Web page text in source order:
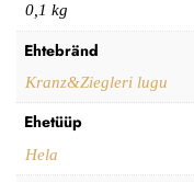
0,1 kg
Ehtebränd
Kranz&Ziegleri lugu
Ehetüüp
Hela